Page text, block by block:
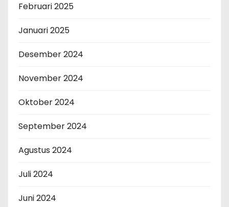
Februari 2025
Januari 2025
Desember 2024
November 2024
Oktober 2024
September 2024
Agustus 2024
Juli 2024
Juni 2024